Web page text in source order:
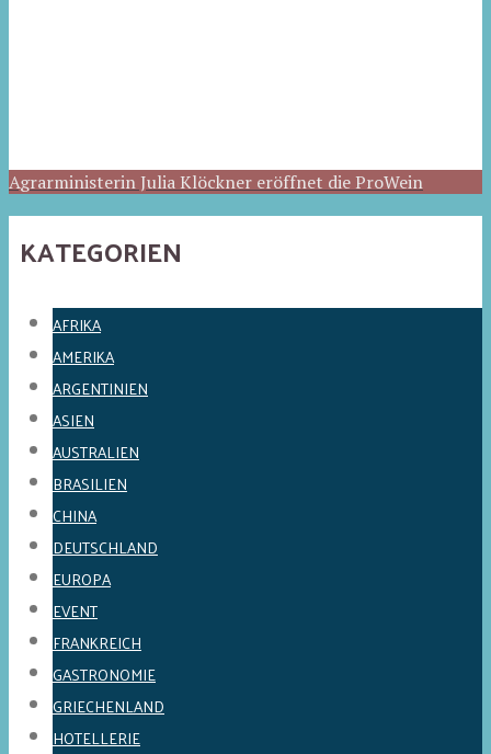
Agrarministerin Julia Klöckner eröffnet die ProWein
KATEGORIEN
AFRIKA
AMERIKA
ARGENTINIEN
ASIEN
AUSTRALIEN
BRASILIEN
CHINA
DEUTSCHLAND
EUROPA
EVENT
FRANKREICH
GASTRONOMIE
GRIECHENLAND
HOTELLERIE